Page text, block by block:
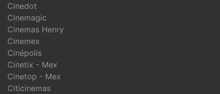
Cinedot
Cinemagic
Cinemas Henry
Cinemex
Cinépolis
Cinetix - Mex
Cinetop - Mex
Citicinemas